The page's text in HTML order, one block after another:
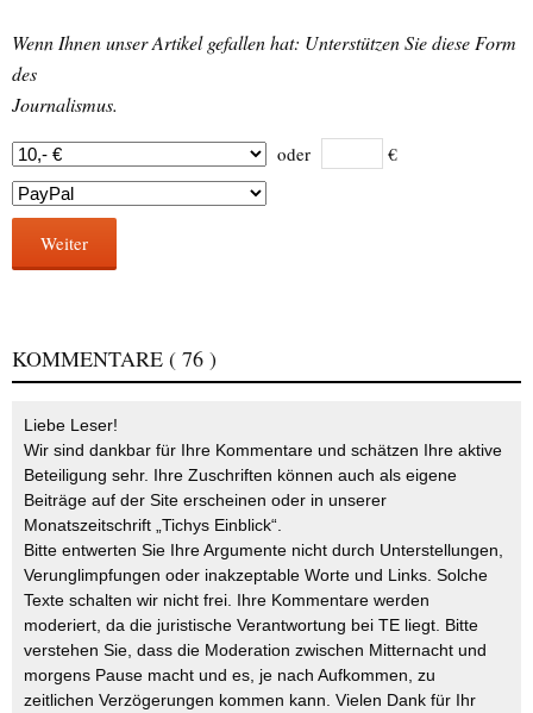
Wenn Ihnen unser Artikel gefallen hat: Unterstützen Sie diese Form
des
Journalismus.
oder €
Weiter
KOMMENTARE ( 76 )
Liebe Leser!
Wir sind dankbar für Ihre Kommentare und schätzen Ihre aktive
Beteiligung sehr. Ihre Zuschriften können auch als eigene
Beiträge auf der Site erscheinen oder in unserer
Monatszeitschrift „Tichys Einblick“.
Bitte entwerten Sie Ihre Argumente nicht durch Unterstellungen,
Verunglimpfungen oder inakzeptable Worte und Links. Solche
Texte schalten wir nicht frei. Ihre Kommentare werden
moderiert, da die juristische Verantwortung bei TE liegt. Bitte
verstehen Sie, dass die Moderation zwischen Mitternacht und
morgens Pause macht und es, je nach Aufkommen, zu
zeitlichen Verzögerungen kommen kann. Vielen Dank für Ihr